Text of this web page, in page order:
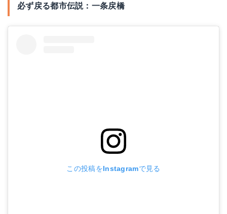
必ず戻る都市伝説：一条戻橋
この投稿をInstagramで見る